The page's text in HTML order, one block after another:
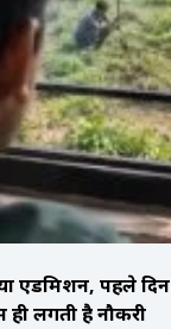
एडमिशन, पहले दिन
लगती है नौकरी